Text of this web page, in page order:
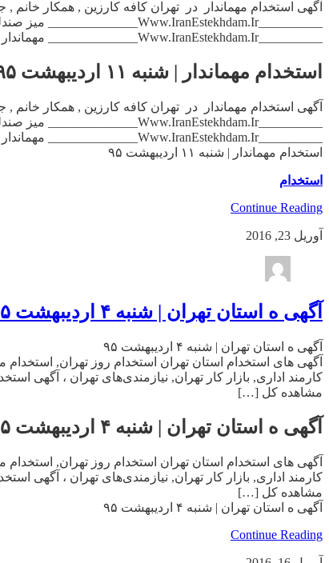
__________Www.IranEstekhdam.Ir______________ مهماندار […]
استخدام مهماندار | شنبه ۱۱ اردیبهشت ۹۵
__________Www.IranEstekhdam.Ir______________ مهماندار […]
استخدام مهماندار | شنبه ۱۱ اردیبهشت ۹۵
استخدام
Continue Reading
آوریل 23, 2016
آگهی ه استان تهران | شنبه ۴ اردیبهشت ۹۵
آگهی ه استان تهران | شنبه ۴ اردیبهشت ۹۵
آگهی های استخدام استان تهران استخدام روز تهران,
کارمند اداری, بازار کار تهران, نیازمندی‌های تهران ، آگهی
مشاهده کل […]
آگهی ه استان تهران | شنبه ۴ اردیبهشت ۹۵
آگهی های استخدام استان تهران استخدام روز تهران,
کارمند اداری, بازار کار تهران, نیازمندی‌های تهران ، آگهی
مشاهده کل […]
آگهی ه استان تهران | شنبه ۴ اردیبهشت ۹۵
Continue Reading